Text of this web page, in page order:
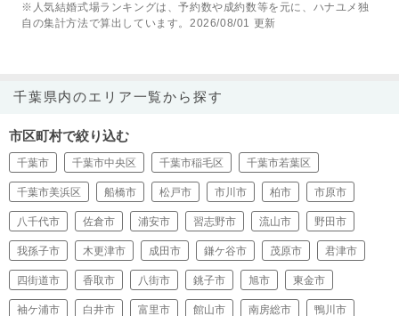
※人気結婚式場ランキングは、予約数や成約数等を元に、ハナユメ独
自の集計方法で算出しています。2026/08/01 更新
千葉県内のエリア一覧から探す
市区町村で絞り込む
千葉市 千葉市中央区 千葉市稲毛区 千葉市若葉区
千葉市美浜区 船橋市 松戸市 市川市 柏市 市原市
八千代市 佐倉市 浦安市 習志野市 流山市 野田市
我孫子市 木更津市 成田市 鎌ケ谷市 茂原市 君津市
四街道市 香取市 八街市 銚子市 旭市 東金市
袖ケ浦市 白井市 富里市 館山市 南房総市 鴨川市